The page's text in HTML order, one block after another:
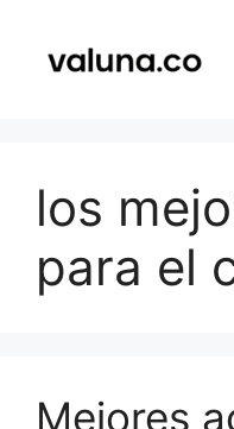
contenido
los
para el
Mejores